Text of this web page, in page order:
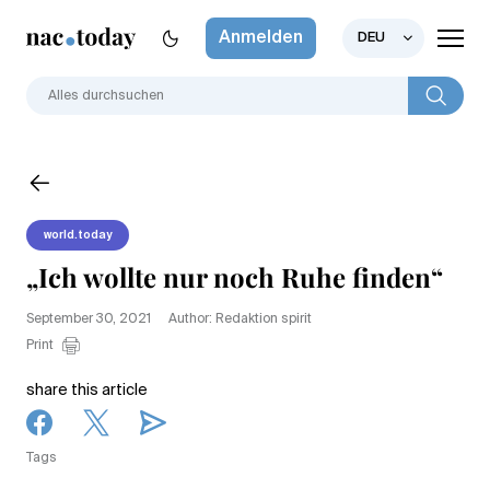
Anmelden DEU
world.today
„Ich wollte nur noch Ruhe finden“
September 30, 2021
Author: Redaktion spirit
Print
share this article
Tags